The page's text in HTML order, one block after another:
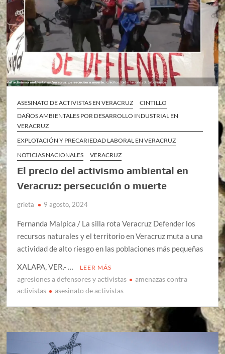
ASESINATO DE ACTIVISTAS EN VERACRUZ
CINTILLO
DAÑOS AMBIENTALES POR DESARROLLO INDUSTRIAL EN
VERACRUZ
EXPLOTACIÓN Y PRECARIEDAD LABORAL EN VERACRUZ
NOTICIAS NACIONALES
VERACRUZ
El precio del activismo ambiental en
Veracruz: persecución o muerte
grieta 9 agosto, 2024
Fernanda Malpica / La silla rota Veracruz Defender los
recursos naturales y el territorio en Veracruz muta a una
actividad de alto riesgo en las poblaciones más pequeñas
XALAPA, VER.- …
LEER MÁS
agresiones a defensores y activistas
amenazas contra
activistas
asesinato de activistas